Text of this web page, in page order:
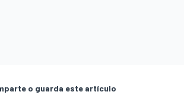
o guarda este artículo